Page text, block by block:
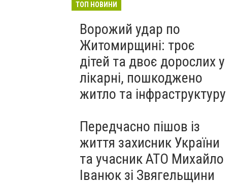
ТОП НОВИНИ
Ворожий удар по
Житомирщині: троє
дітей та двоє дорослих у
лікарні, пошкоджено
житло та інфраструктуру
Передчасно пішов із
життя захисник України
та учасник АТО Михайло
Іванюк зі Звягельщини